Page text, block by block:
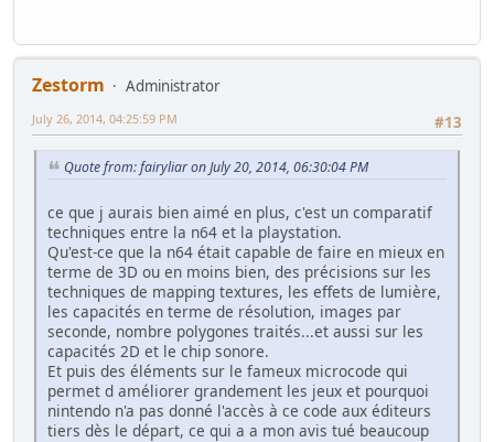
Zestorm
Administrator
#13
July 26, 2014, 04:25:59 PM
Quote from: fairyliar on July 20, 2014, 06:30:04 PM
ce que j aurais bien aimé en plus, c'est un comparatif
techniques entre la n64 et la playstation.
Qu'est-ce que la n64 était capable de faire en mieux en
terme de 3D ou en moins bien, des précisions sur les
techniques de mapping textures, les effets de lumière,
les capacités en terme de résolution, images par
seconde, nombre polygones traités...et aussi sur les
capacités 2D et le chip sonore.
Et puis des éléments sur le fameux microcode qui
permet d améliorer grandement les jeux et pourquoi
nintendo n'a pas donné l'accès à ce code aux éditeurs
tiers dès le départ, ce qui a a mon avis tué beaucoup